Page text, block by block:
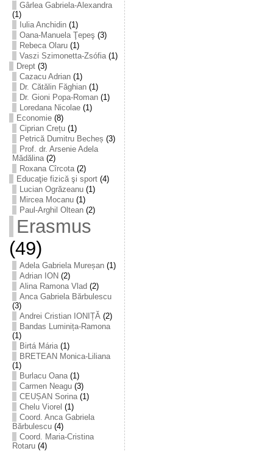
Gârlea Gabriela-Alexandra
(1)
Iulia Anchidin(1)
Oana-Manuela Ţepeş (3)
Rebeca Olaru(1)
Vaszi Szimonetta-Zsófia(1)
Drept(3)
Cazacu Adrian(1)
Dr. Cătălin Făghian(1)
Dr. Gioni Popa-Roman(1)
Loredana Nicolae(1)
Economie(8)
Ciprian Crețu(1)
Petrică Dumitru Becheș (3)
Prof. dr. Arsenie Adela
Mădălina(2)
Roxana Cîrcota(2)
Educaţie fizică şi sport(4)
Lucian Ogrăzeanu(1)
Mircea Mocanu(1)
Paul-Arghil Oltean(2)
Erasmus
(49)
Adela Gabriela Mureșan(1)
Adrian ION (2)
Alina Ramona Vlad (2)
Anca Gabriela Bărbulescu
(3)
Andrei Cristian IONIȚĂ(2)
Bandas Luminița-Ramona
(1)
Birtá Mária(1)
BRETEAN Monica-Liliana
(1)
Burlacu Oana(1)
Carmen Neagu(3)
CEUȘAN Sorina(1)
Chelu Viorel (1)
Coord. Anca Gabriela
Bărbulescu(4)
Coord. Maria-Cristina
Rotaru(4)